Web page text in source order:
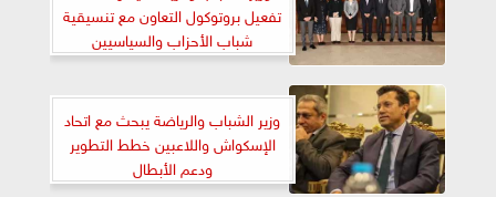
تفعيل بروتوكول التعاون مع تنسيقية
شباب الأحزاب والسياسيين
وزير الشباب والرياضة يبحث مع اتحاد
الإسكواش واللاعبين خطط التطوير
ودعم الأبطال